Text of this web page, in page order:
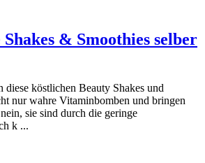
& Smoothies selber
köstlichen Beauty Shakes und
nur wahre Vitaminbomben und bringen
sie sind durch die geringe
k ...